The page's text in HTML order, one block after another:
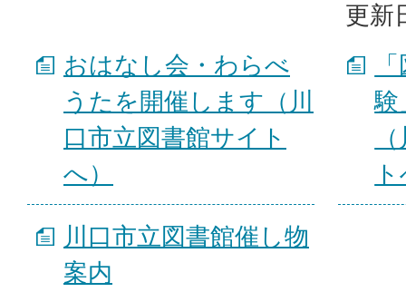
更新
おはなし会・わらべ
うたを開催します（川
口市立図書館サイト
へ）
験
川口市立図書館催し物
案内